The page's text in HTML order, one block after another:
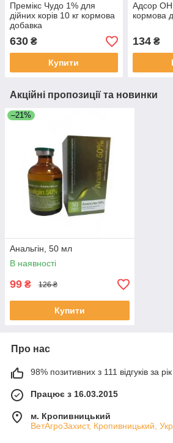
Премікс Чудо 1% для
дійних корів 10 кг кормова
добавка
630 ₴
Купити
Адсор
кормова
134₴
Акційні пропозиції та новинки
–21%
Анальгін, 50 мл
В наявності
99 ₴ 126 ₴
Купити
Про нас
98% позитивних з 111 відгуків за рік
Працює з 16.03.2015
м. Кропивницький
ВетАгроЗахист, Кропивницький,